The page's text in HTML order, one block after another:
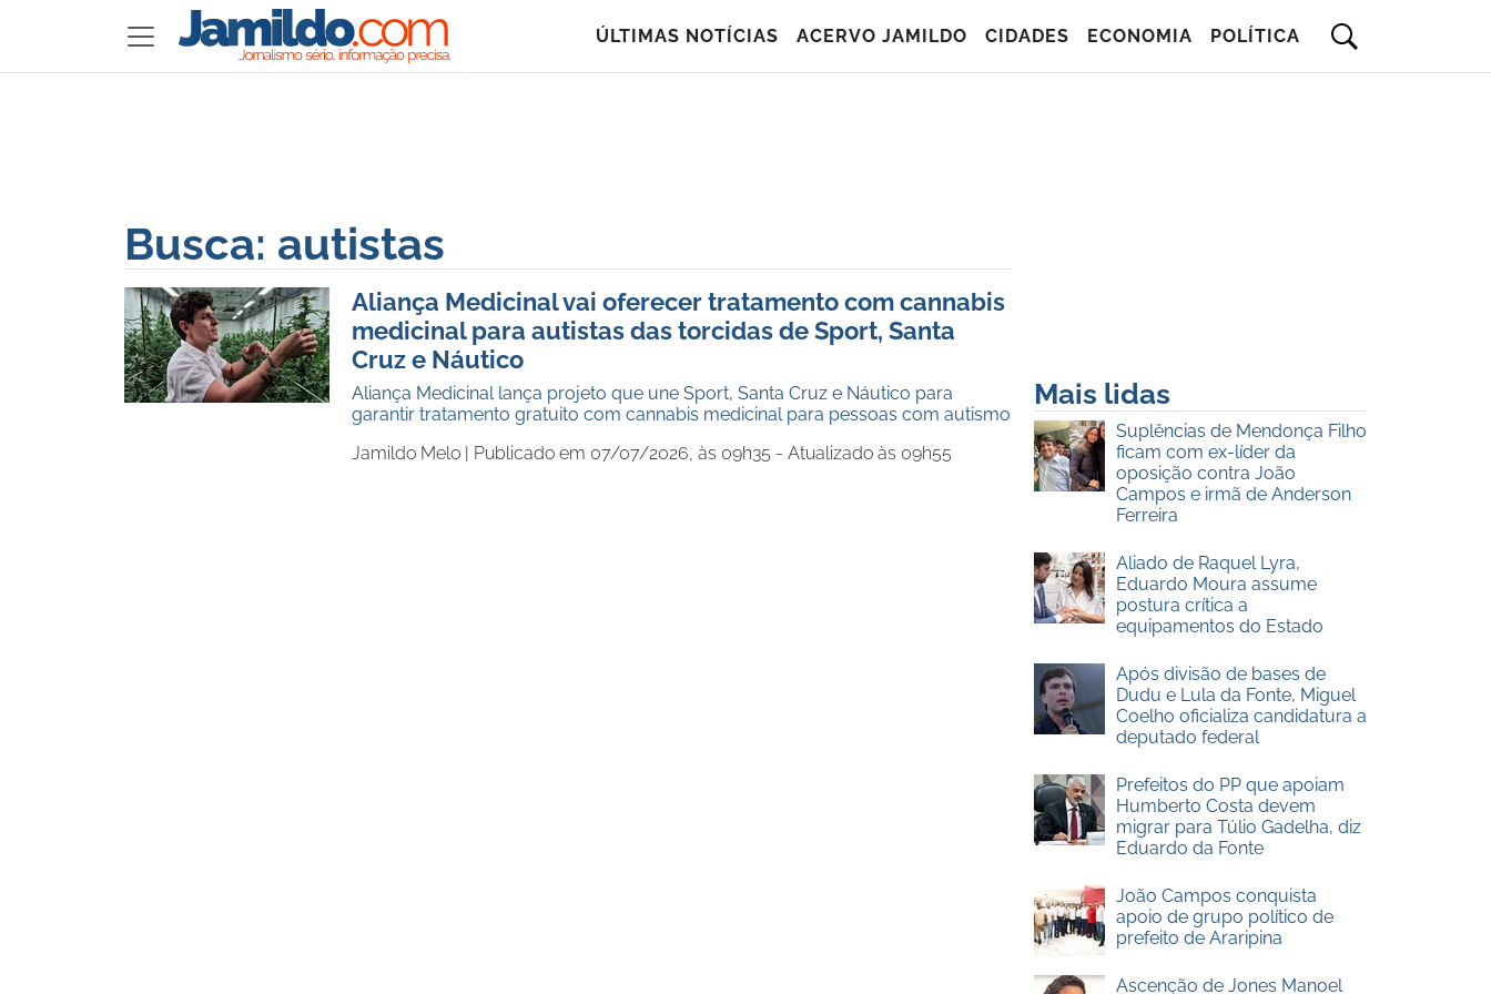
ÚLTIMAS NOTÍCIAS ACERVO JAMILDO CIDADES ECONOMIA POLÍTICA
Busca: autistas
Aliança Medicinal vai oferecer tratamento com cannabis
medicinal para autistas das torcidas de Sport, Santa
Cruz e Náutico
Aliança Medicinal lança projeto que une Sport, Santa Cruz e Náutico para
garantir tratamento gratuito com cannabis medicinal para pessoas com autismo
Jamildo Melo | Publicado em 07/07/2026, às 09h35 - Atualizado às 09h55
Mais lidas
Suplências de Mendonça Filho
ficam com ex-líder da
oposição contra João
Campos e irmã de Anderson
Ferreira
Aliado de Raquel Lyra,
Eduardo Moura assume
postura crítica a
equipamentos do Estado
Após divisão de bases de
Dudu e Lula da Fonte, Miguel
Coelho oficializa candidatura a
deputado federal
Prefeitos do PP que apoiam
Humberto Costa devem
migrar para Túlio Gadelha, diz
Eduardo da Fonte
João Campos conquista
apoio de grupo político de
prefeito de Araripina
Ascenção de Jones Manoel